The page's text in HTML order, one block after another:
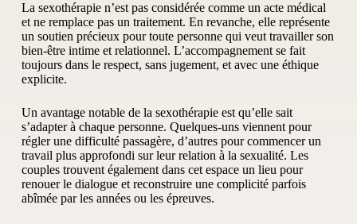
La sexothérapie n’est pas considérée comme un acte médical
et ne remplace pas un traitement. En revanche, elle représente
un soutien précieux pour toute personne qui veut travailler son
bien-être intime et relationnel. L’accompagnement se fait
toujours dans le respect, sans jugement, et avec une éthique
explicite.
Un avantage notable de la sexothérapie est qu’elle sait
s’adapter à chaque personne. Quelques-uns viennent pour
régler une difficulté passagère, d’autres pour commencer un
travail plus approfondi sur leur relation à la sexualité. Les
couples trouvent également dans cet espace un lieu pour
renouer le dialogue et reconstruire une complicité parfois
abîmée par les années ou les épreuves.